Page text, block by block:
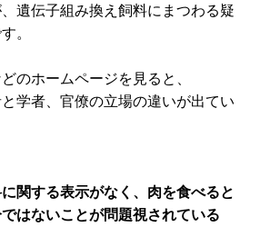
遺伝子組み換え飼料にまつわる疑
。
のホームページを見ると、
学者、官僚の立場の違いが出てい
関する表示がなく、肉を食べると
はないことが問題視されている